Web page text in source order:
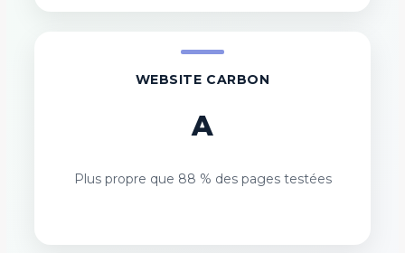
WEBSITE CARBON
A
Plus propre que 88 % des pages testées